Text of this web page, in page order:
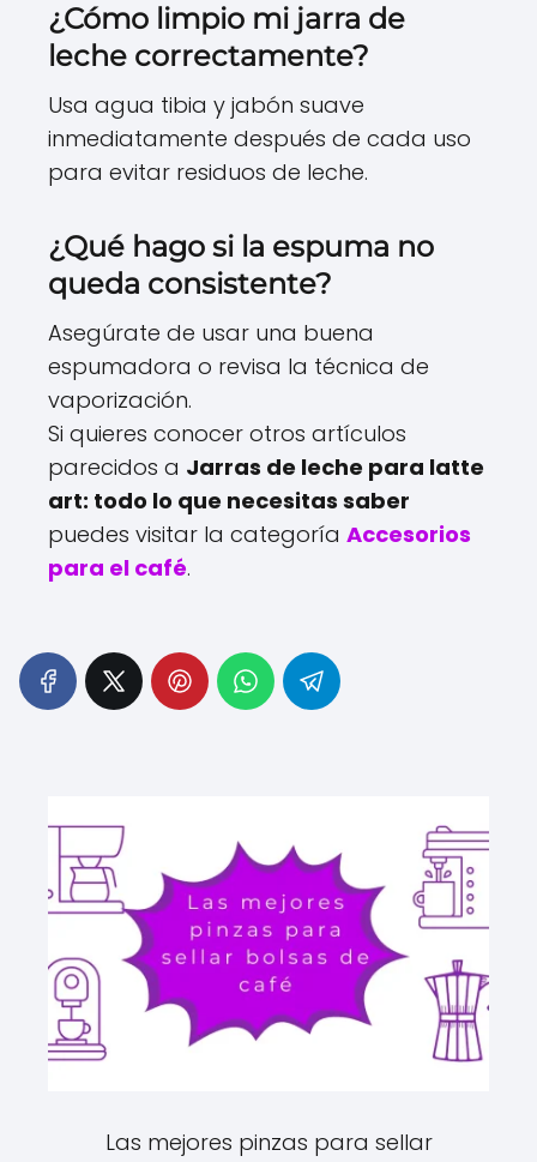
¿Cómo limpio mi jarra de
leche correctamente?
Usa agua tibia y jabón suave
inmediatamente después de cada uso
para evitar residuos de leche.
¿Qué hago si la espuma no
queda consistente?
Asegúrate de usar una buena
espumadora o revisa la técnica de
vaporización.
Si quieres conocer otros artículos
parecidos a Jarras de leche para latte
art: todo lo que necesitas saber
puedes visitar la categoría Accesorios
para el café.
Las mejores pinzas para sellar